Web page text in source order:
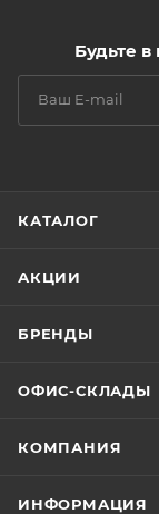
Будьте
КАТАЛОГ
АКЦИИ
БРЕНДЫ
ОФИС-СКЛАДЫ
КОМПАНИЯ
ИНФОРМАЦИЯ